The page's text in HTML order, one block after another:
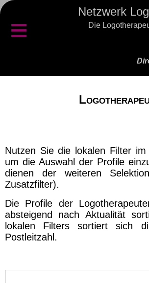
Netzwerk
Die
≡
Nutzen Sie die lokalen Filter
um die Auswahl der Profile
dienen der weiteren
Zusatzfilter).
Die Profile der
absteigend nach Aktualität
lokalen Filters sortiert sich
Postleitzahl.